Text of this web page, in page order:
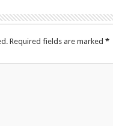
Required fields are marked *